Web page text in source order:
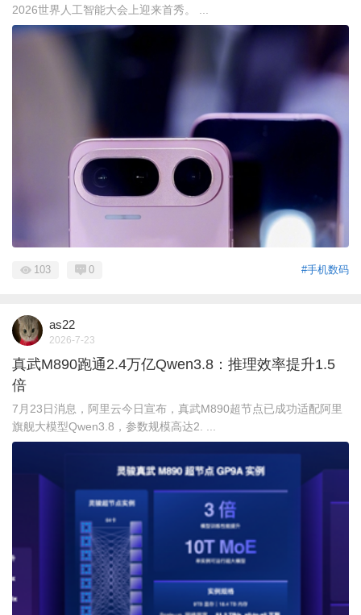
2026世界人工智能大会上迎来首秀。 ...
#手机数码
103 0
as22
2026-7-23
真武M890跑通2.4万亿Qwen3.8：推理效率提升1.5
倍
7月23日消息，阿里云今日宣布，真武M890超节点已成功适配阿里
旗舰大模型Qwen3.8，参数规模高达2. ...